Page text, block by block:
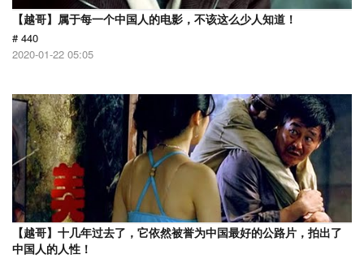
【越哥】属于每一个中国人的电影，不该这么少人知道！
# 440
2020-01-22 05:05
【越哥】十几年过去了，它依然被誉为中国最好的公路片，拍出了
中国人的人性！